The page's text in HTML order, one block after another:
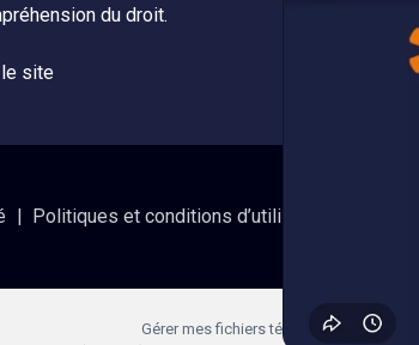
du droit.
site
Politiques et conditions d’utilisations
Gérer mes fichiers témoins (cookies)